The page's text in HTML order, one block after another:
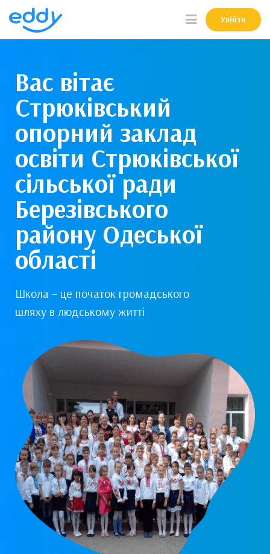
Увійти
Увійти
Вас вітає
Стрюківський
опорний заклад
освіти Стрюківської
сільської ради
Березівського
району Одеської
області
Школа – це початок громадського
шляху в людському житті